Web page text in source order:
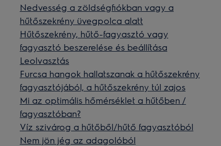
Nedvesség a zöldségfiókban vagy a
hűtőszekrény üvegpolca alatt
Hűtőszekrény, hűtő-fagyasztó vagy
fagyasztó beszerelése és beállítása
Leolvasztás
Furcsa hangok hallatszanak a hűtőszekrény
fagyasztójából, a hűtőszekrény túl zajos
Mi az optimális hőmérséklet a hűtőben /
fagyasztóban?
Víz szivárog a hűtőből/hűtő fagyasztóból
Nem jön jég az adagolóból